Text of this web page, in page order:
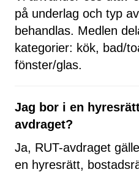
på underlag och typ
behandlas. Medlen
kategorier: kök, bad/
fönster/glas.
Jag bor i en
avdraget?
Ja, RUT-avdraget
en hyresrätt,